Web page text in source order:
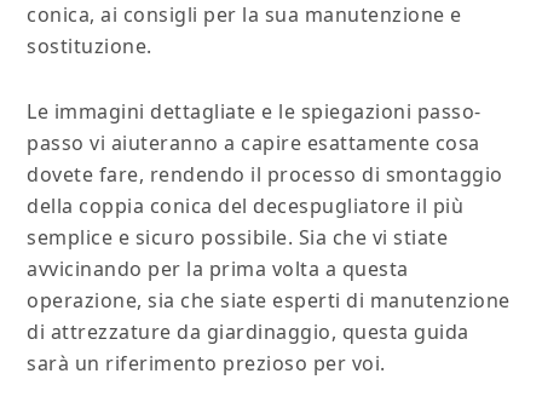
conica, ai consigli per la sua manutenzione e
sostituzione.
Le immagini dettagliate e le spiegazioni passo-
passo vi aiuteranno a capire esattamente cosa
dovete fare, rendendo il processo di smontaggio
della coppia conica del decespugliatore il più
semplice e sicuro possibile. Sia che vi stiate
avvicinando per la prima volta a questa
operazione, sia che siate esperti di manutenzione
di attrezzature da giardinaggio, questa guida
sarà un riferimento prezioso per voi.